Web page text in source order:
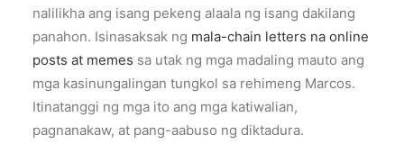
nalilikha ang isang pekeng alaala ng isang dakilang
panahon. Isinasaksak ng mala-chain letters na online
posts at memes sa utak ng mga madaling mauto ang
mga kasinungalingan tungkol sa rehimeng Marcos.
Itinatanggi ng mga ito ang mga katiwalian,
pagnanakaw, at pang-aabuso ng diktadura.